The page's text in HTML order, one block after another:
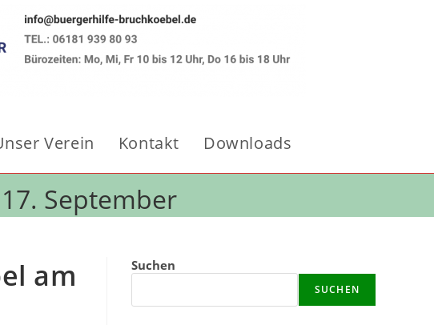
Verein Kontakt Downloads
Website-
umschalten
September
am
Suchen
SUCHEN